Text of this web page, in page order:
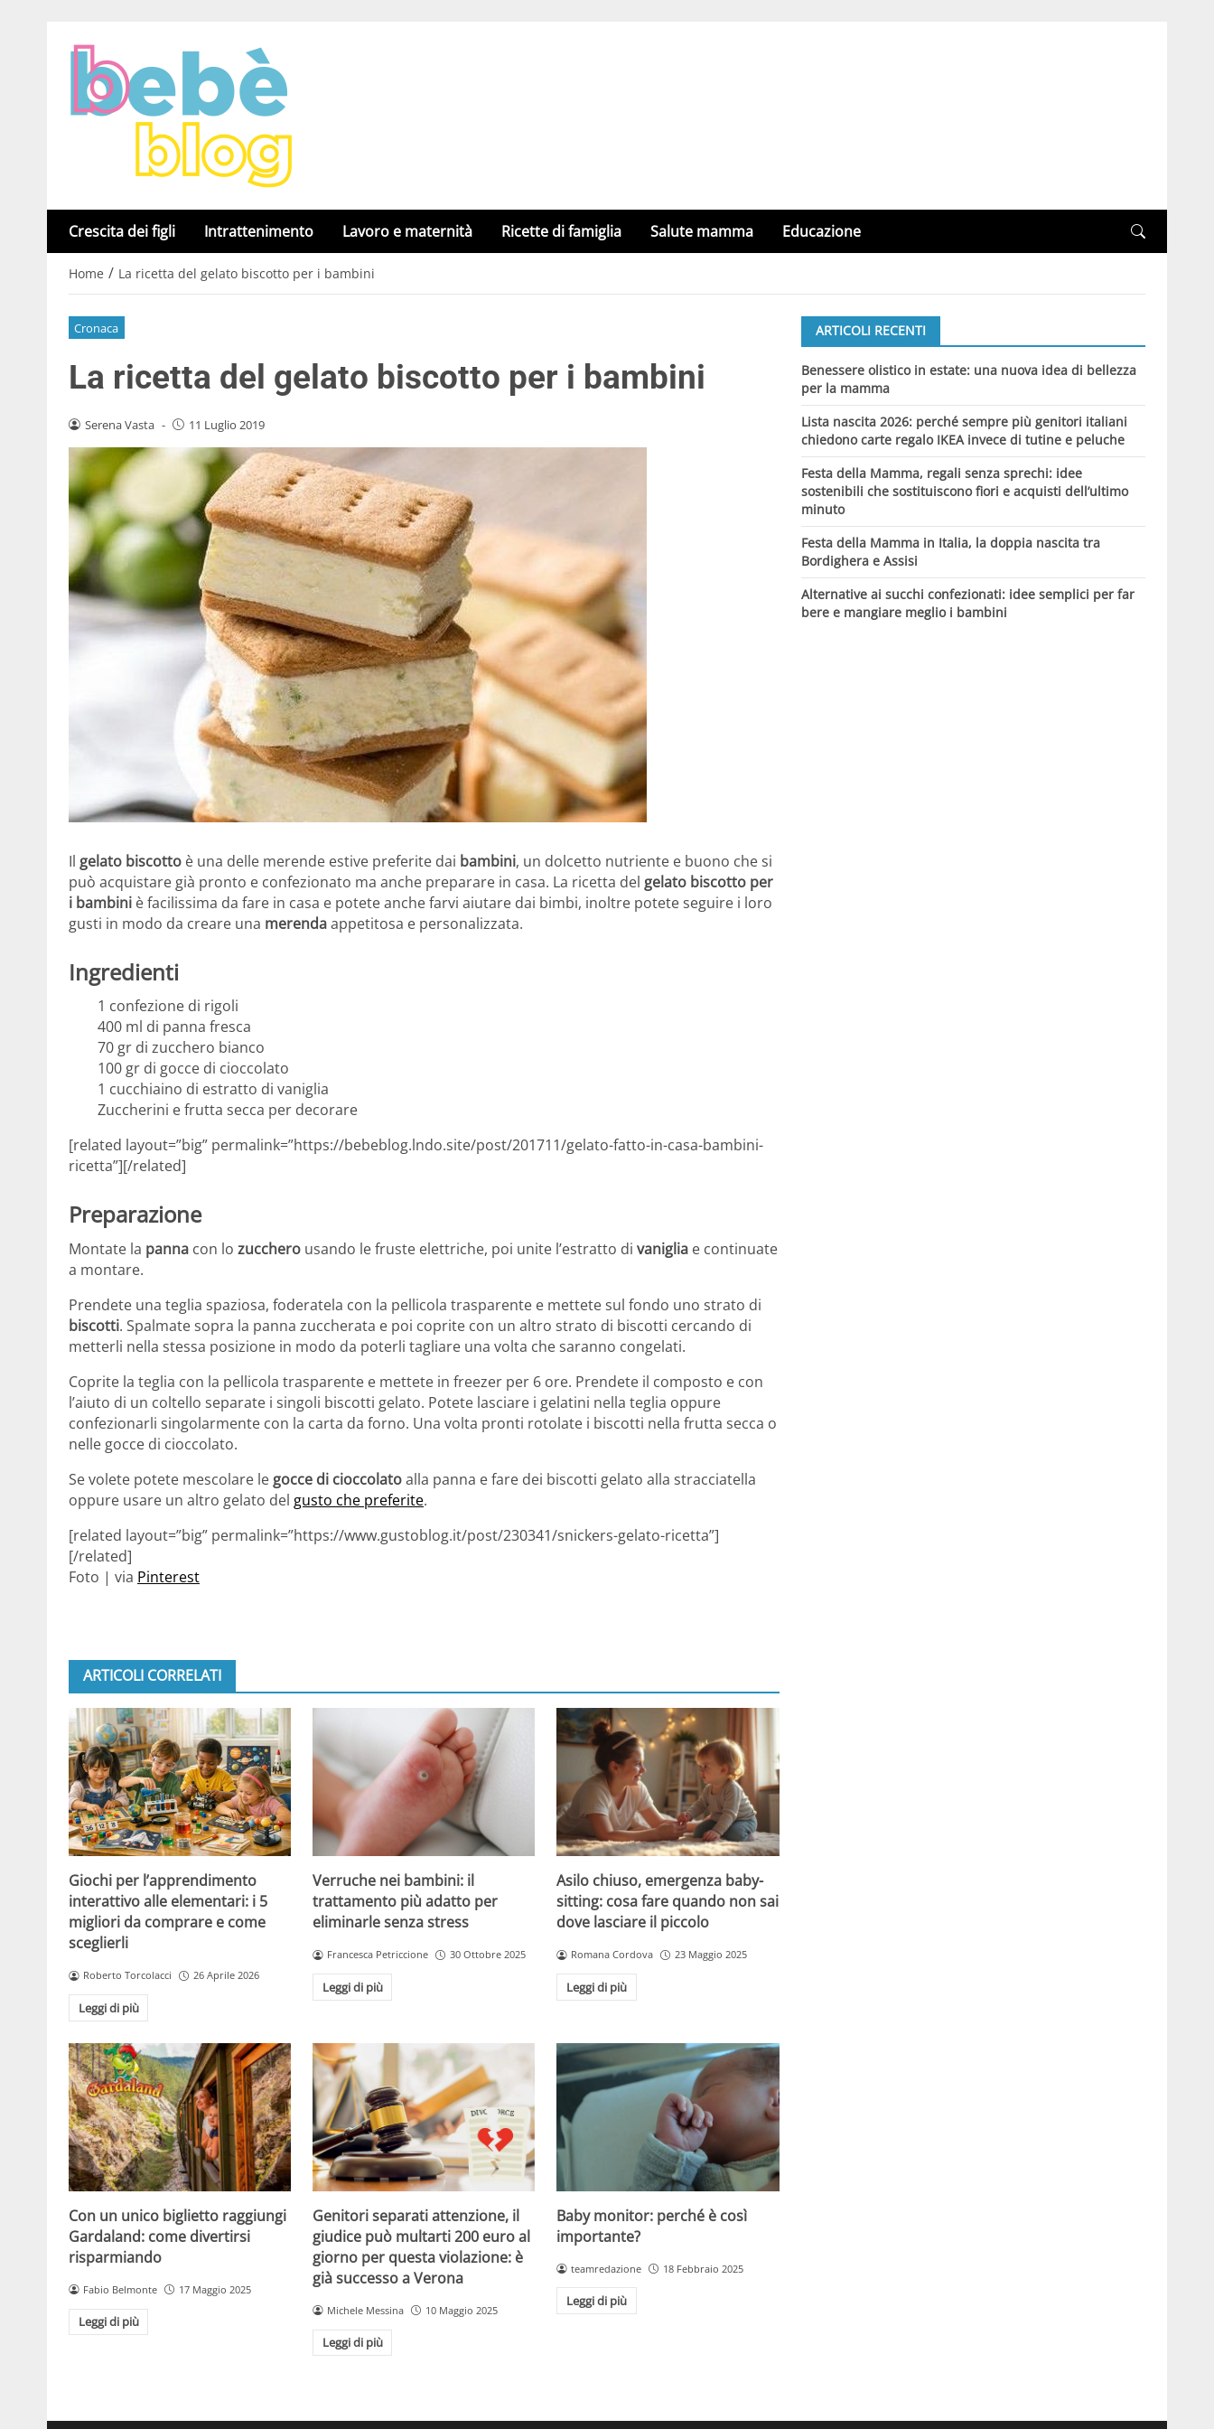
Crescita dei figli Intrattenimento Lavoro e maternità Ricette di famiglia Salute mamma Educazione
Home / La ricetta del gelato biscotto per i bambini
Cronaca
La ricetta del gelato biscotto per i bambini
Serena Vasta - 11 Luglio 2019
Il gelato biscotto è una delle merende estive preferite dai bambini, un dolcetto nutriente e buono che si
può acquistare già pronto e confezionato ma anche preparare in casa. La ricetta del gelato biscotto per
i bambini è facilissima da fare in casa e potete anche farvi aiutare dai bimbi, inoltre potete seguire i loro
gusti in modo da creare una merendaappetitosa e personalizzata.
Ingredienti
1 confezione di rigoli
400 ml di panna fresca
70 gr di zucchero bianco
100 gr di gocce di cioccolato
1 cucchiaino di estratto di vaniglia
Zuccherini e frutta secca per decorare
[related layout=”big” permalink=”https://bebeblog.lndo.site/post/201711/gelato-fatto-in-casa-bambini-
ricetta”][/related]
Preparazione
Montate la panna con lo zucchero usando le fruste elettriche, poi unite l’estratto di vaniglia e continuate
a montare.
Prendete una teglia spaziosa, foderatela con la pellicola trasparente e mettete sul fondo uno strato di
biscotti. Spalmate sopra la panna zuccherata e poi coprite con un altro strato di biscotti cercando di
metterli nella stessa posizione in modo da poterli tagliare una volta che saranno congelati.
Coprite la teglia con la pellicola trasparente e mettete in freezer per 6 ore. Prendete il composto e con
l’aiuto di un coltello separate i singoli biscotti gelato. Potete lasciare i gelatini nella teglia oppure
confezionarli singolarmente con la carta da forno. Una volta pronti rotolate i biscotti nella frutta secca o
nelle gocce di cioccolato.
Se volete potete mescolare le gocce di cioccolatoalla panna e fare dei biscotti gelato alla stracciatella
oppure usare un altro gelato del gusto che preferite.
[related layout=”big” permalink=”https://www.gustoblog.it/post/230341/snickers-gelato-ricetta”]
[/related]
Foto | via Pinterest
ARTICOLI CORRELATI
Giochi per l’apprendimento
interattivo alle elementari: i 5
migliori da comprare e come
sceglierli
Roberto Torcolacci 26 Aprile 2026
Leggi di più
Verruche nei bambini: il
trattamento più adatto per
eliminarle senza stress
Francesca Petriccione 30 Ottobre 2025
Leggi di più
Asilo chiuso, emergenza baby-
sitting: cosa fare quando non sai
dove lasciare il piccolo
Romana Cordova 23 Maggio 2025
Leggi di più
Con un unico biglietto raggiungi
Gardaland: come divertirsi
risparmiando
Fabio Belmonte 17 Maggio 2025
Leggi di più
Genitori separati attenzione, il
giudice può multarti 200 euro al
giorno per questa violazione: è
già successo a Verona
Michele Messina 10 Maggio 2025
Leggi di più
Baby monitor: perché è così
importante?
teamredazione 18 Febbraio 2025
Leggi di più
ARTICOLI RECENTI
Benessere olistico in estate: una nuova idea di bellezza
per la mamma
Lista nascita 2026: perché sempre più genitori italiani
chiedono carte regalo IKEA invece di tutine e peluche
Festa della Mamma, regali senza sprechi: idee
sostenibili che sostituiscono fiori e acquisti dell’ultimo
minuto
Festa della Mamma in Italia, la doppia nascita tra
Bordighera e Assisi
Alternative ai succhi confezionati: idee semplici per far
bere e mangiare meglio i bambini